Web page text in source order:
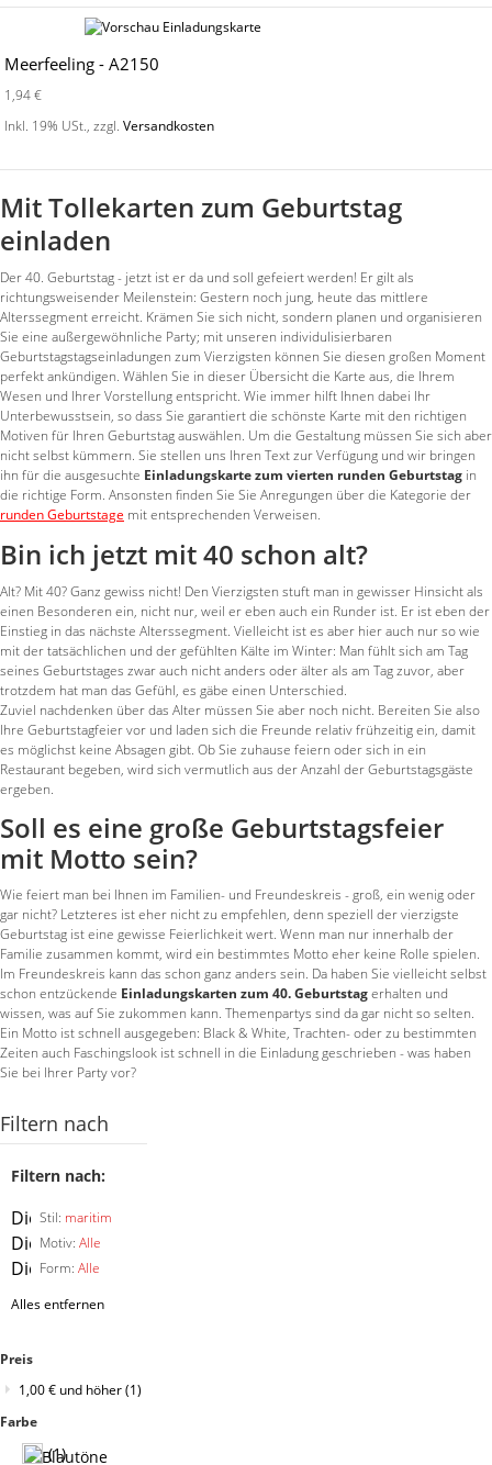
Meerfeeling - A2150
1,94 €
Inkl. 19% USt.,zzgl.Versandkosten
Mit Tollekarten zum Geburtstag
einladen
Der 40. Geburtstag - jetzt ist er da und soll gefeiert werden! Er gilt als
richtungsweisender Meilenstein: Gestern noch jung, heute das mittlere
Alterssegment erreicht. Krämen Sie sich nicht, sondern planen und organisieren
Sie eine außergewöhnliche Party; mit unseren individulisierbaren
Geburtstagstagseinladungen zum Vierzigsten können Sie diesen großen Moment
perfekt ankündigen. Wählen Sie in dieser Übersicht die Karte aus, die Ihrem
Wesen und Ihrer Vorstellung entspricht. Wie immer hilft Ihnen dabei Ihr
Unterbewusstsein, so dass Sie garantiert die schönste Karte mit den richtigen
Motiven für Ihren Geburtstag auswählen. Um die Gestaltung müssen Sie sich aber
nicht selbst kümmern. Sie stellen uns Ihren Text zur Verfügung und wir bringen
ihn für die ausgesuchte Einladungskarte zum vierten runden Geburtstag in
die richtige Form. Ansonsten finden Sie Sie Anregungen über die Kategorie der
runden Geburtstage mit entsprechenden Verweisen.
Bin ich jetzt mit 40 schon alt?
Alt? Mit 40? Ganz gewiss nicht! Den Vierzigsten stuft man in gewisser Hinsicht als
einen Besonderen ein, nicht nur, weil er eben auch ein Runder ist. Er ist eben der
Einstieg in das nächste Alterssegment. Vielleicht ist es aber hier auch nur so wie
mit der tatsächlichen und der gefühlten Kälte im Winter: Man fühlt sich am Tag
seines Geburtstages zwar auch nicht anders oder älter als am Tag zuvor, aber
trotzdem hat man das Gefühl, es gäbe einen Unterschied.
Zuviel nachdenken über das Alter müssen Sie aber noch nicht. Bereiten Sie also
Ihre Geburtstagfeier vor und laden sich die Freunde relativ frühzeitig ein, damit
es möglichst keine Absagen gibt. Ob Sie zuhause feiern oder sich in ein
Restaurant begeben, wird sich vermutlich aus der Anzahl der Geburtstagsgäste
ergeben.
Soll es eine große Geburtstagsfeier
mit Motto sein?
Wie feiert man bei Ihnen im Familien- und Freundeskreis - groß, ein wenig oder
gar nicht? Letzteres ist eher nicht zu empfehlen, denn speziell der vierzigste
Geburtstag ist eine gewisse Feierlichkeit wert. Wenn man nur innerhalb der
Familie zusammen kommt, wird ein bestimmtes Motto eher keine Rolle spielen.
Im Freundeskreis kann das schon ganz anders sein. Da haben Sie vielleicht selbst
schon entzückende Einladungskarten zum 40. Geburtstagerhalten und
wissen, was auf Sie zukommen kann. Themenpartys sind da gar nicht so selten.
Ein Motto ist schnell ausgegeben: Black & White, Trachten- oder zu bestimmten
Zeiten auch Faschingslook ist schnell in die Einladung geschrieben - was haben
Sie bei Ihrer Party vor?
Filtern nach
Filtern nach:
Stil: maritim
Diesen
Artikel
entfernen
Motiv: Alle
Diesen
Artikel
entfernen
Form: Alle
Diesen
entfernen
Alles entfernen
Preis
1,00 € und höher(1)
Farbe
(1)